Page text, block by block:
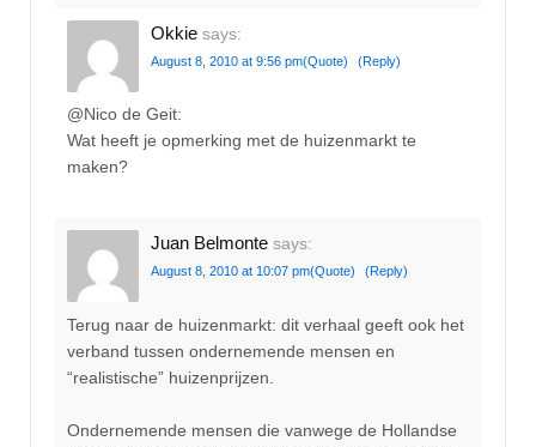
Okkie says:
August 8, 2010 at 9:56 pm(Quote) (Reply)
@Nico de Geit:
Wat heeft je opmerking met de huizenmarkt te
maken?
Juan Belmonte says:
August 8, 2010 at 10:07 pm(Quote) (Reply)
Terug naar de huizenmarkt: dit verhaal geeft ook het
verband tussen ondernemende mensen en
“realistische” huizenprijzen.
Ondernemende mensen die vanwege de Hollandse